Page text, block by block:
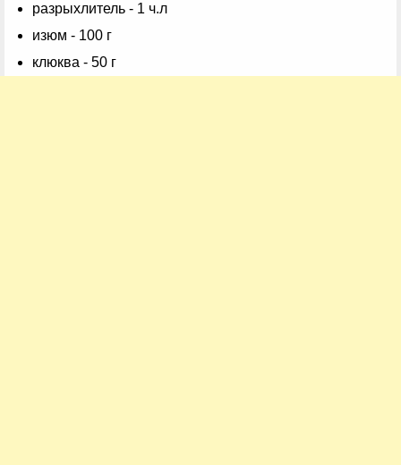
разрыхлитель - 1 ч.л
изюм - 100 г
клюква - 50 г